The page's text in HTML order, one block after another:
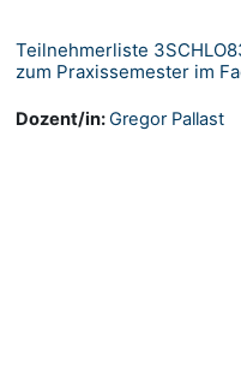
Teilnehmerliste
zum Praxissemester im
Dozent/in:Gregor Pallast